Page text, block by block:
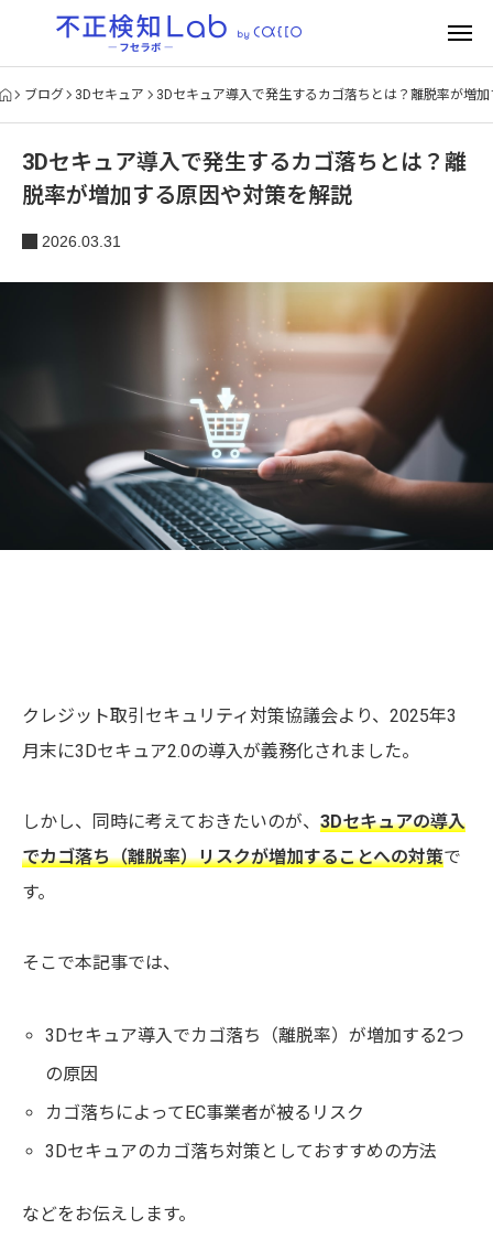
ブログ 3Dセキュア 3Dセキュア導入で発生するカゴ落ちとは？離脱率が増
3Dセキュア導入で発生するカゴ落ちとは？離
脱率が増加する原因や対策を解説
2026.03.31
クレジット取引セキュリティ対策協議会より、2025年3
月末に3Dセキュア2.0の導入が義務化されました。
しかし、同時に考えておきたいのが、 3Dセキュアの導入
でカゴ落ち（離脱率）リスクが増加することへの対策で
す。
そこで本記事では、
3Dセキュア導入でカゴ落ち（離脱率）が増加する2つ
の原因
カゴ落ちによってEC事業者が被るリスク
3Dセキュアのカゴ落ち対策としておすすめの方法
などをお伝えします。